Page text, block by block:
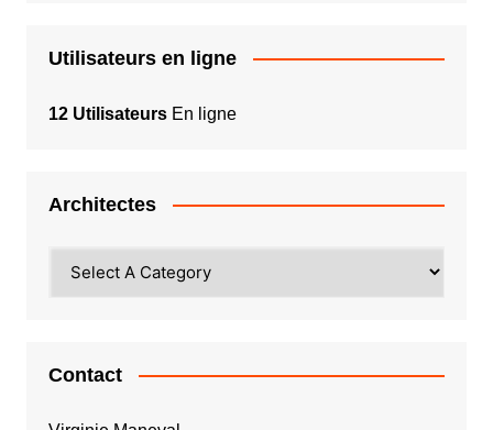
Utilisateurs en ligne
12 UtilisateursEn ligne
Architectes
Contact